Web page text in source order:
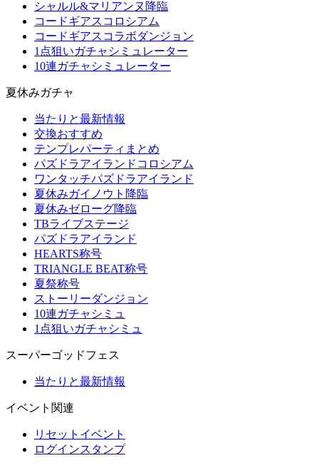
シャルル&マリアンヌ降臨
コードギアスコロシアム
コードギアスコラボダンジョン
1点狙いガチャシミュレーター
10連ガチャシミュレーター
夏休みガチャ
当たりと最新情報
交換おすすめ
テンプレパーティまとめ
パズドラアイランドコロシアム
ワンタッチパズドラアイランド
夏休みガイノウト降臨
夏休みゼローグ降臨
TBライブステージ
パズドラアイランド
HEARTS称号
TRIANGLE BEAT称号
夏祭称号
ストーリーダンジョン
10連ガチャシミュ
1点狙いガチャシミュ
スーパーゴッドフェス
当たりと最新情報
イベント関連
リセットイベント
ログインスタンプ